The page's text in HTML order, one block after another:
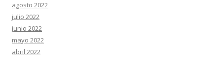
agosto 2022
julio 2022
junio 2022
mayo 2022
abril 2022